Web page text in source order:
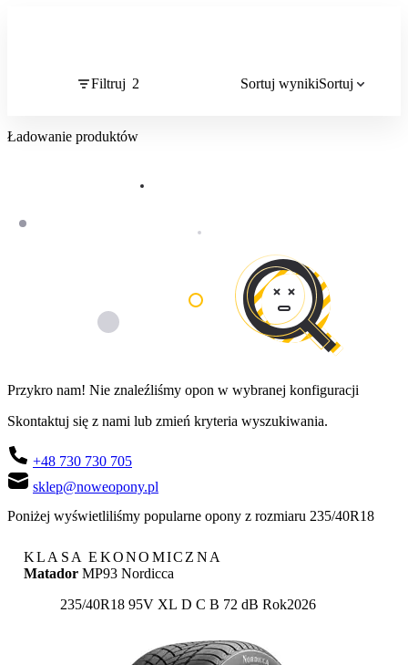
Filtruj 2 Sortuj wynikiSortuj
Ładowanie produktów
Przykro nam! Nie znaleźliśmy opon w wybranej konfiguracji
Skontaktuj się z nami lub zmień kryteria wyszukiwania.
+48 730 730 705
sklep@noweopony.pl
Poniżej wyświetliliśmy popularne opony z rozmiaru 235/40R18
KLASA EKONOMICZNA
Matador MP93 Nordicca
235/40R18 95V XL Etykieta:
D C B 72 dB Rok2026